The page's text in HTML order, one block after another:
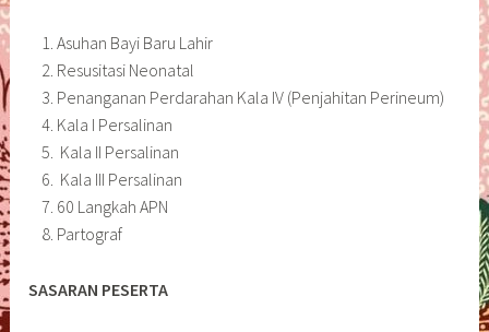
Asuhan Bayi Baru Lahir
Resusitasi Neonatal
Penanganan Perdarahan Kala IV (Penjahitan Perineum)
Kala I Persalinan
Kala II Persalinan
Kala III Persalinan
60 Langkah APN
Partograf
SASARAN PESERTA